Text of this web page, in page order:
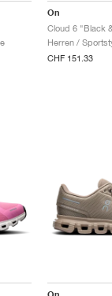
On
Cloud 6 "Black
Herren /
CHF 151.33